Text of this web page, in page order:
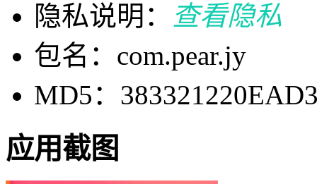
隐私说明：
查看隐私
包名：com.pear.jy
MD5：
应用截图